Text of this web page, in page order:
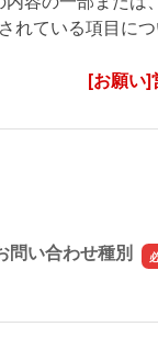
れている項目に
[お願い]
問い合わせ種別